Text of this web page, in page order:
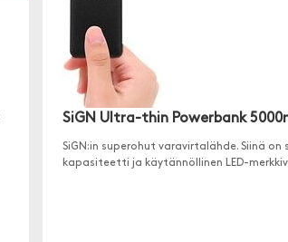
SiGN Ultra-thin Powerbank
SiGN:in superohut varavirtalähde. Siinä on
kapasiteetti ja käytännöllinen LED-